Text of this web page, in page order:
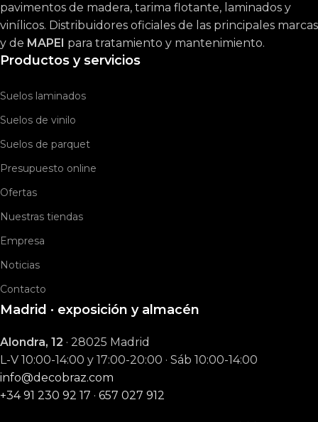
pavimentos de madera, tarima flotante, laminados y
vinílicos. Distribuidores oficiales de las principales marcas
y de MAPEI para tratamiento y mantenimiento.
Productos y servicios
Suelos laminados
Suelos de vinilo
Suelos de parquet
Presupuesto online
Ofertas
Nuestras tiendas
Empresa
Noticias
Contacto
Madrid · exposición y almacén
Alondra, 12 · 28025 Madrid
L-V 10:00-14:00 y 17:00-20:00 · Sáb 10:00-14:00
info@decobraz.com
+34 91 230 92 17 · 657 027 912